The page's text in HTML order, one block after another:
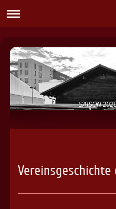
SAISON
Vereinsgeschichte